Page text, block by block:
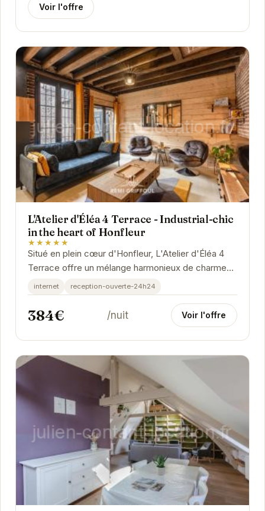
Voir l'offre
L'Atelier d'Éléa 4 Terrace - Industrial-chic
in the heart of Honfleur
★★★★★
Situé en plein cœur d'Honfleur, L'Atelier d'Éléa 4
Terrace offre un mélange harmonieux de charme
historique et de design contemporain. Son...
internet reception-ouverte-24h24
384€ /nuit Voir l'offre